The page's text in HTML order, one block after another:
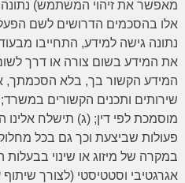
מאפשר את זיהוי המשתמש) נתונה
אלו בהסכמים הדרושים לשם
נתונה גישה למידע, התחייבו
את המידע בשום צורה או דרך
המידע הקשור בך, בלא הסכמתך,
שירותים ותכנים הקשורים
מוסמכת לפי דין; (ג) תישלח אלינו
פעולות שביצעת וכך גם בכל
במקרה של מיזוג או שינוי
אגרגטיבי וסטטיסטי (לצורך